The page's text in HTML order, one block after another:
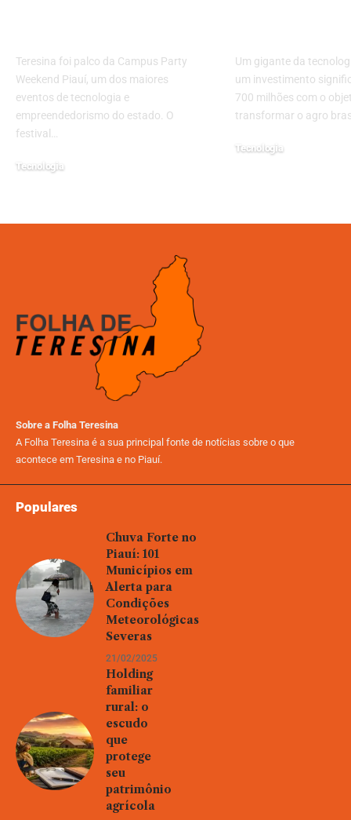
Teresina foi palco da Campus Party
Weekend Piauí, um dos maiores
eventos de tecnologia e
empreendedorismo do estado. O
festival…
Tecnologia
Um gigante da
um investimento
700 milhões com o
transformar o agro
Tecnologia
Sobre a Folha Teresina
A Folha Teresina é a sua principal fonte de notícias sobre o que
acontece em Teresina e no Piauí.
Populares
Chuva Forte no
Piauí: 101
Municípios em
Alerta para
Condições
Meteorológicas
Severas
21/02/2025
Holding
familiar
rural: o
escudo
que
protege
seu
patrimônio
agrícola